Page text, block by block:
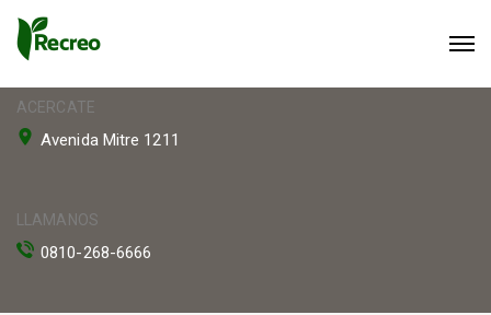
ACERCATE
Avenida Mitre 1211
LLAMANOS
0810-268-6666